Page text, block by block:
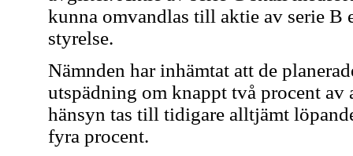
kunna omvandlas till aktie av serie B
styrelse.
Nämnden har inhämtat att de
utspädning om knappt två procent
hänsyn tas till tidigare alltjämt
fyra procent.